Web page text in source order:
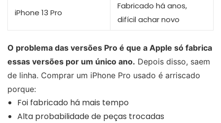
iPhone 13 Pro
Fabricado há anos,
difícil achar novo
O problema das versões Pro é que a Apple só fabrica
essas versões por um único ano. Depois disso, saem
de linha. Comprar um iPhone Pro usado é arriscado
porque:
Foi fabricado há mais tempo
Alta probabilidade de peças trocadas